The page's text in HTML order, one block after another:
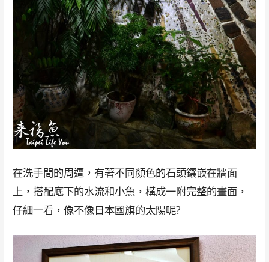
在洗手間的周遭，有著不同顏色的石頭鑲嵌在牆面
上，搭配底下的水流和小魚，構成一附完整的畫面，
仔細一看，像不像日本國旗的太陽呢?